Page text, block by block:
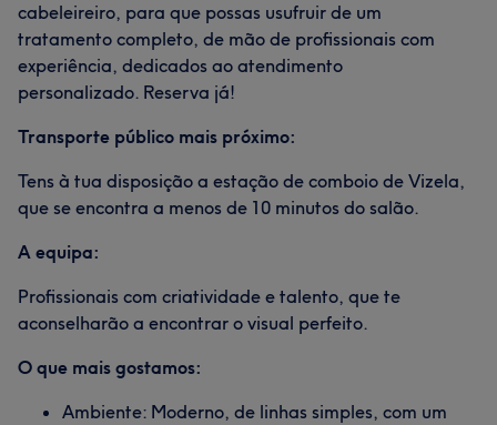
cabeleireiro, para que possas usufruir de um
tratamento completo, de mão de profissionais com
experiência, dedicados ao atendimento
personalizado. Reserva já!
Transporte público mais próximo:
Tens à tua disposição a estação de comboio de Vizela,
que se encontra a menos de 10 minutos do salão.
A equipa:
Profissionais com criatividade e talento, que te
aconselharão a encontrar o visual perfeito.
O que mais gostamos:
Ambiente: Moderno, de linhas simples, com um